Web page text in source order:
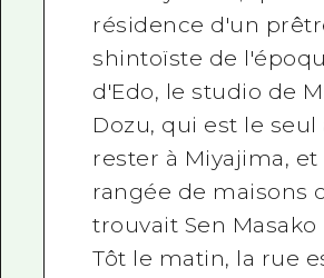
résidence d'un
shintoïste de
d'Edo, le studio de
Dozu, qui est le seul
rester à Miyajima, et
rangée de maisons
trouvait Sen Masako
Tôt le matin, la rue